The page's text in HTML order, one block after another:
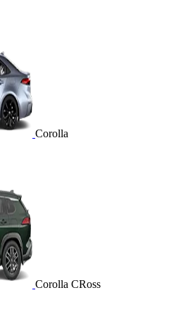
Corolla
Corolla CRoss